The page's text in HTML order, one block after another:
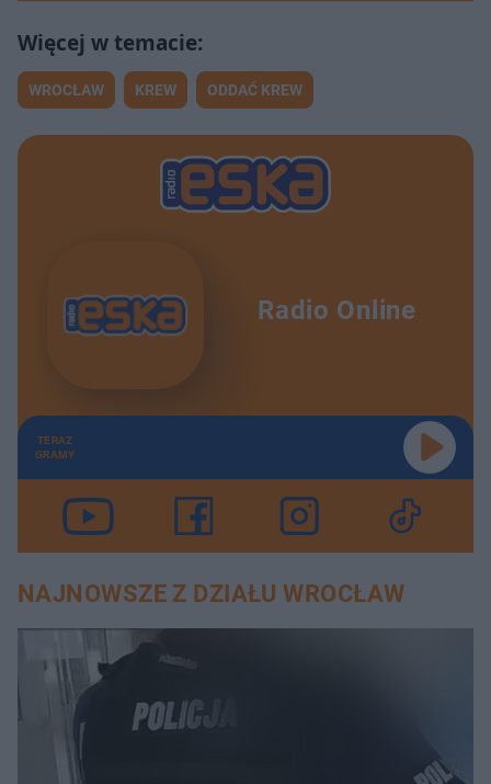
WROCŁAW KREW ODDAĆ KREW
Radio Online
TERAZ
GRAMY
NAJNOWSZE Z DZIAŁU WROCŁAW